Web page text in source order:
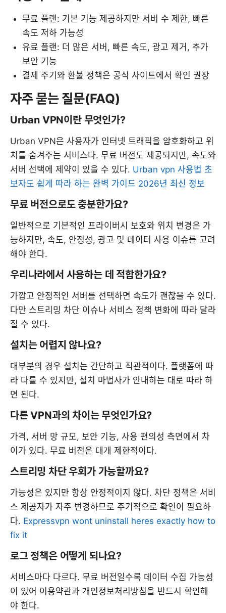
무료 플랜: 기본 기능 제공하지만 서버 수 제한, 빠른
속도 저하 가능성
유료 플랜: 더 많은 서버, 빠른 속도, 광고 제거, 추가
보안 기능
결제 주기와 환불 정책은 공식 사이트에서 확인 권장
자주 묻는 질문(FAQ)
Urban VPN이란 무엇인가?
Urban VPN은 사용자가 인터넷 트래픽을 암호화하고 위
치를 숨겨주는 서비스다. 무료 버전도 제공되지만, 속도와
서버 선택에 제약이 있을 수 있다. Urban vpn 사용법 초
보자도 쉽게 따라 하는 완벽 가이드 2026년 최신 정보
무료 버전으로도 충분한가요?
일반적으로 기본적인 프라이버시 보호와 위치 변경은 가
능하지만, 속도, 안정성, 광고 및 데이터 사용 이슈를 고려
해야 한다.
우리나라에서 사용하는 데 적합한가요?
가깝고 안정적인 서버를 선택하면 속도가 괜찮을 수 있다.
다만 스트리밍 차단 이슈나 서비스 정책 변화에 따라 달라
질 수 있다.
설치는 어렵지 않나요?
대부분의 경우 설치는 간단하고 직관적이다. 플랫폼에 따
라 다를 수 있지만, 설치 마법사가 안내하는 대로 따라 하
면 된다.
다른 VPN과의 차이는 무엇인가요?
가격, 서버 망 규모, 보안 기능, 사용 편의성 측면에서 차
이가 있다. 무료 버전은 대개 제한적이다.
스트리밍 차단 우회가 가능할까요?
가능성은 있지만 항상 안정적이지 않다. 차단 정책은 서비
스 제공자가 자주 변경하므로 주기적으로 확인이 필요하
다. Expressvpn wont uninstall heres exactly how to
fix it
로그 정책은 어떻게 되나요?
서비스마다 다르다. 무료 버전일수록 데이터 수집 가능성
이 있어 이용약관과 개인정보처리방침을 반드시 확인해
야 한다.